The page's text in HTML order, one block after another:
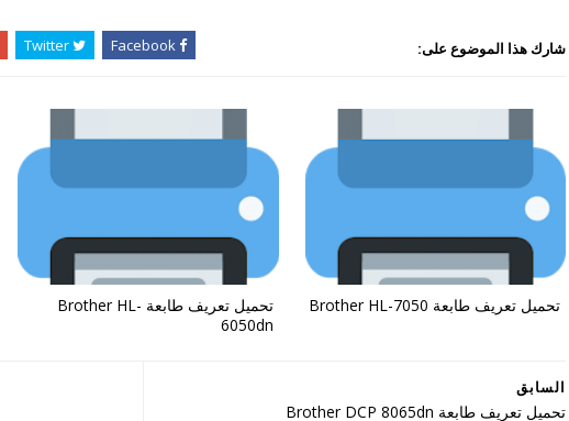
شارك هذا الموضوع على:
تحميل تعريف طابعة Brother HL-7050
تحميل تعريف طابعة Brother HL-
6050dn
السابق
تحميل تعريف طابعة Brother DCP 8065dn